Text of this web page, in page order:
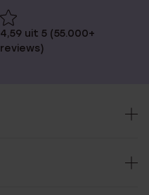
4,59 uit 5 (55.000+
reviews)